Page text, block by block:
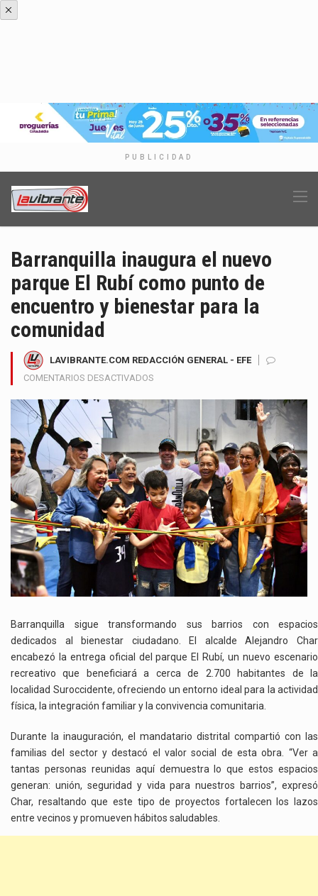
PUBLICIDAD
Barranquilla inaugura el nuevo
parque El Rubí como punto de
encuentro y bienestar para la
comunidad
LAVIBRANTE.COM REDACCIÓN GENERAL - EFE
COMENTARIOS DESACTIVADOS
INAUGURA
EL
NUEVO
PARQUE
EL
RUBÍ
COMO
PUNTO
DE
ENCUENTRO
Y
BIENESTAR
PARA
Barranquilla sigue transformando sus barrios con espacios
dedicados al bienestar ciudadano. El alcalde Alejandro Char
encabezó la entrega oficial del parque El Rubí, un nuevo escenario
recreativo que beneficiará a cerca de 2.700 habitantes de la
localidad Suroccidente, ofreciendo un entorno ideal para la actividad
física, la integración familiar y la convivencia comunitaria.
Durante la inauguración, el mandatario distrital compartió con las
familias del sector y destacó el valor social de esta obra. “Ver a
tantas personas reunidas aquí demuestra lo que estos espacios
generan: unión, seguridad y vida para nuestros barrios”, expresó
Char, resaltando que este tipo de proyectos fortalecen los lazos
entre vecinos y promueven hábitos saludables.